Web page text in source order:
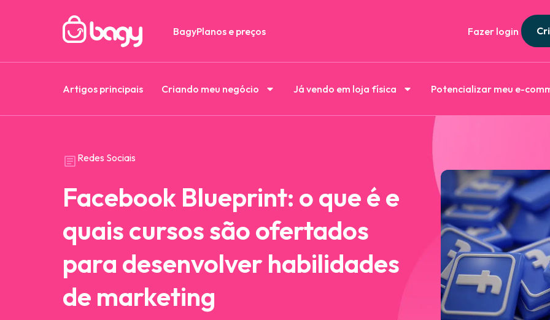
BagyPlanos e preços Fazer login
Artigos principais Criando meu negócio Já vendo em loja física Potencializar meu e-
Redes Sociais
Facebook Blueprint: o que é e
quais cursos são ofertados
para desenvolver habilidades
de marketing